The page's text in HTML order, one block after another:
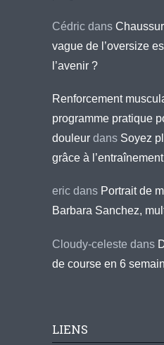
Cédric dans
vague de l’oversize
l’avenir ?
Renforcement
programme pratique
douleur dans Soyez
grâce à
eric dans Portrait de
Barbara Sanchez,
Cloudy-celeste dans
de course en 6
LIENS